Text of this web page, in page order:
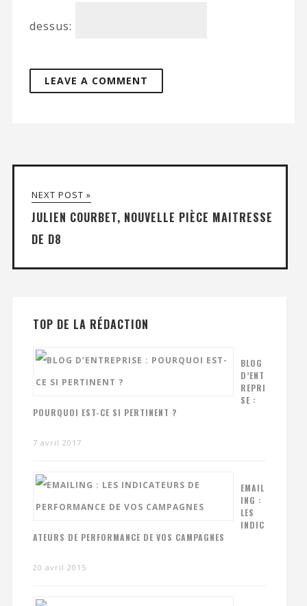
dessus:
NEXT POST »
JULIEN COURBET, NOUVELLE PIÈCE MAITRESSE
DE D8
TOP DE LA RÉDACTION
BLOG
D’ENT
REPRI
SE :
POURQUOI EST-CE SI PERTINENT ?
7 avril 2017
EMAIL
ING :
LES
INDIC
ATEURS DE PERFORMANCE DE VOS CAMPAGNES
20 avril 2015